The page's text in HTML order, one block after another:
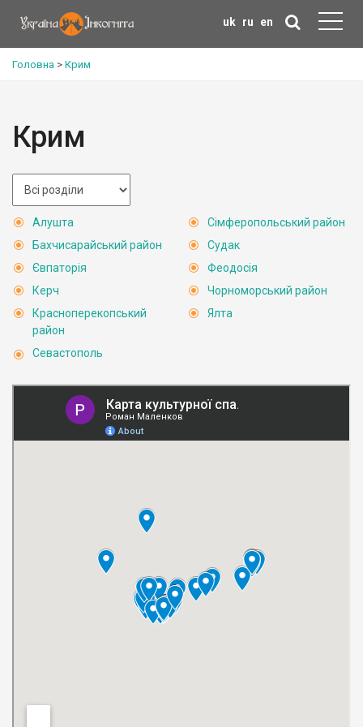
uk ru en
Головна > Крим
Крим
Алушта
Бахчисарайський район
Євпаторія
Керч
Красноперекопський
район
Севастополь
Сімферопольський район
Судак
Феодосія
Чорноморський район
Ялта